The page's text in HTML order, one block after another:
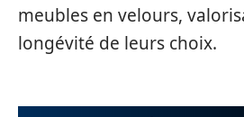
meubles en velours,
longévité de leurs choix.